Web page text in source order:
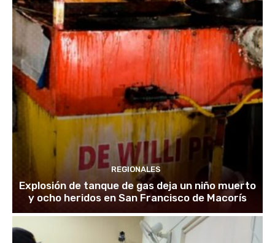
REGIONALES
Explosión de tanque de gas deja un niño muerto
y ocho heridos en San Francisco de Macorís